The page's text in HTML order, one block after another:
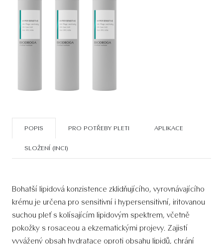
POPIS PRO POTŘEBY PLETI APLIKACE
SLOŽENÍ (INCI)
Bohatší lipidová konzistence zklidňujícího, vyrovnávajícího
krému je určena pro sensitivní i hypersensitivní, iritovanou
suchou pleť s kolísajícím lipidovým spektrem, včetně
pokožky s rosaceou a ekzematickými projevy. Zajistí
vyvážený obsah hydratace oproti obsahu lipidů, chrání